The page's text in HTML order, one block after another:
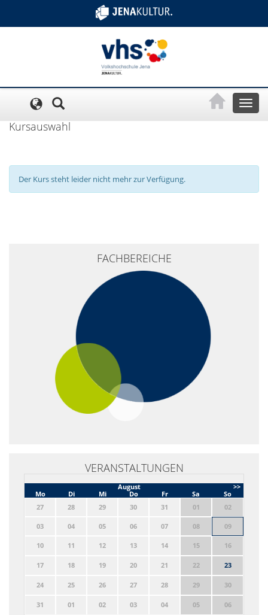
Toggle
Kursauswahl
Der Kurs steht leider nicht mehr zur Verfügung.
FACHBEREICHE
VERANSTALTUNGEN
>>
August
Mo
Di Mi Do Fr Sa
So
27
28 29 30 31 01 02
03 04 05 06 07 08 09
10 11 12 13 14 15 16
17 18 19 20 21 22 23
24 25 26 27 28 29 30
31 01 02 03 04 05 06